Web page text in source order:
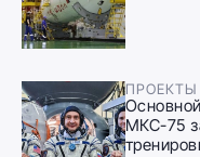
ПРОЕКТЫ
МКС-75